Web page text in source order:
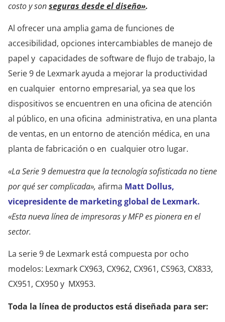
costo y sonseguras desde el diseño».
Al ofrecer una amplia gama de funciones de
accesibilidad, opciones intercambiables de manejo de
papel y capacidades de software de flujo de trabajo, la
Serie 9 de Lexmark ayuda a mejorar la productividad
en cualquier entorno empresarial, ya sea que los
dispositivos se encuentren en una oficina de atención
al público, en una oficina administrativa, en una planta
de ventas, en un entorno de atención médica, en una
planta de fabricación o en cualquier otro lugar.
«La Serie 9 demuestra que la tecnología sofisticada no tiene
por qué ser complicada», afirma Matt Dollus,
vicepresidente de marketing global de Lexmark.
«Esta nueva línea de impresoras y MFP es pionera en el
sector.
La serie 9 de Lexmark está compuesta por ocho
modelos: Lexmark CX963, CX962, CX961, CS963, CX833,
CX951, CX950 y MX953.
Toda la línea de productos está diseñada para ser: